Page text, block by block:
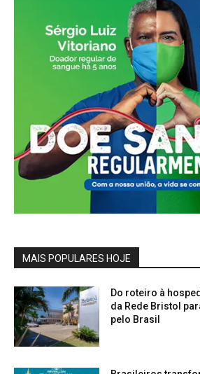
MAIS POPULARES HOJE
Do roteiro à
da Rede Bristol
pelo Brasil